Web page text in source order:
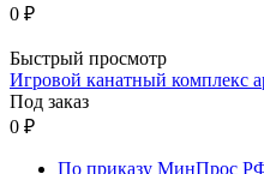
0 ₽
Быстрый просмотр
Игровой канатный комплекс
Под заказ
0 ₽
По приказу МинПрос